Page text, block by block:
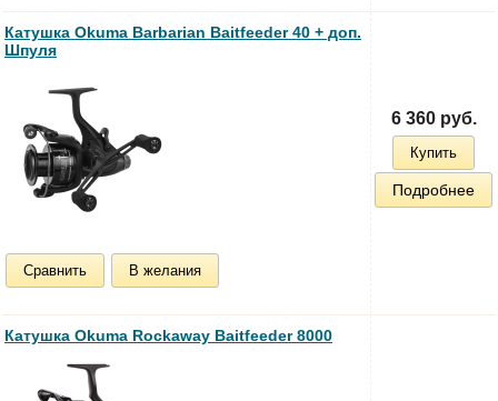
Катушка Okuma Barbarian Baitfeeder 40 + доп.
Шпуля
Сравнить В желания
6 360 руб.
Купить
Подробнее
Катушка Okuma Rockaway Baitfeeder 8000